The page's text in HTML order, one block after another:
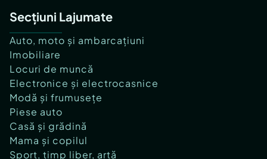
Secțiuni Lajumate
Auto, moto și ambarcațiuni
Imobiliare
Locuri de muncă
Electronice și electrocasnice
Modă și frumusețe
Piese auto
Casă și grădină
Mama și copilul
Sport, timp liber, artă